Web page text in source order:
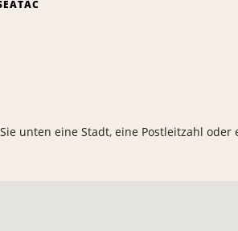
unten eine Stadt, eine Postleitzahl